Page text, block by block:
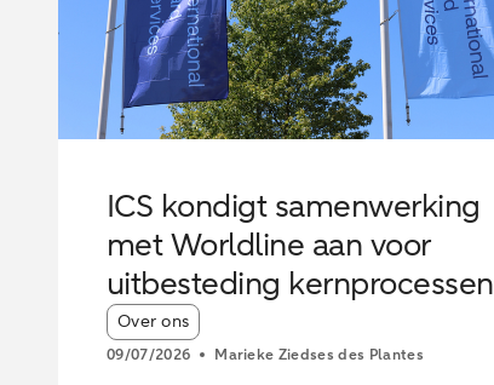
ICS kondigt samenwerking
met Worldline aan voor
uitbesteding kernprocessen
Article tags:
Over ons
09/07/2026 Marieke Ziedses des Plantes